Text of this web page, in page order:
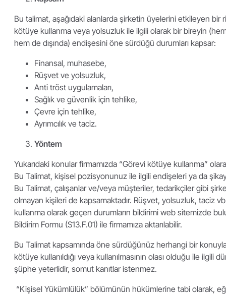
Bu talimat, aşağıdaki alanlarda şirketin üyelerini etkileyen bir
kötüye kullanma veya yolsuzluk ile ilgili olarak bir bireyin
hem de dışında) endişesini öne sürdüğü durumları kapsar:
Finansal, muhasebe,
Rüşvet ve yolsuzluk,
Anti tröst uygulamaları,
Sağlık ve güvenlik için tehlike,
Çevre için tehlike,
Ayrımcılık ve taciz.
Yöntem
Yukarıdaki konular firmamızda “Görevi kötüye kullanma”
Bu Talimat, kişisel pozisyonunuz ile ilgili endişeleri ya da
Bu Talimat, çalışanlar ve/veya müşteriler, tedarikçiler gibi
olmayan kişileri de kapsamaktadır. Rüşvet, yolsuzluk, taciz
kullanma olarak geçen durumların bildirimi web sitemizde
Bildirim Formu (S13.F.01) ile firmamıza aktarılabilir.
Bu Talimat kapsamında öne sürdüğünüz herhangi bir
kötüye kullanıldığı veya kullanılmasının olası olduğu ile ilgili
şüphe yeterlidir, somut kanıtlar istenmez.
“Kişisel Yükümlülük” bölümünün hükümlerine tabi olarak,